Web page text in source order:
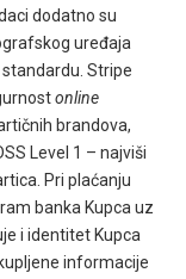
dodatno su
uređaja
Stripe
online
brandova,
Level 1 – najviši
Pri plaćanju
banka Kupca uz
i identitet Kupca
informacije